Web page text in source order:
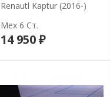
Renautl Kaptur (2016-)
Мех 6 Ст.
14 950 ₽В корзину